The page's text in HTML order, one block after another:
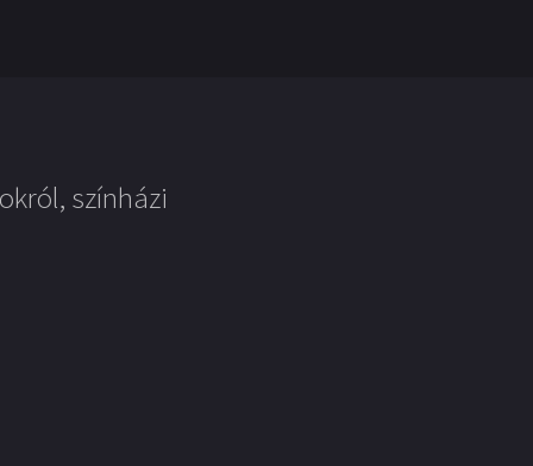
színházi